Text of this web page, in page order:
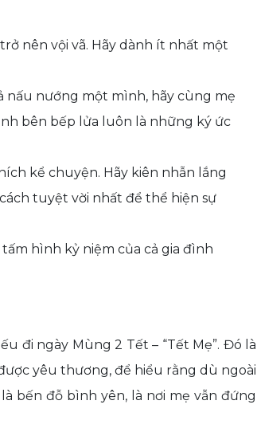
nên vội vã. Hãy dành ít nhất một
nấu nướng một mình, hãy cùng mẹ
bên bếp lửa luôn là những ký ức
kể chuyện. Hãy kiên nhẫn lắng
tuyệt vời nhất để thể hiện sự
hình kỷ niệm của cả gia đình
đi ngày Mùng 2 Tết – “Tết Mẹ”. Đó là
yêu thương, để hiểu rằng dù ngoài
bến đỗ bình yên, là nơi mẹ vẫn đứng